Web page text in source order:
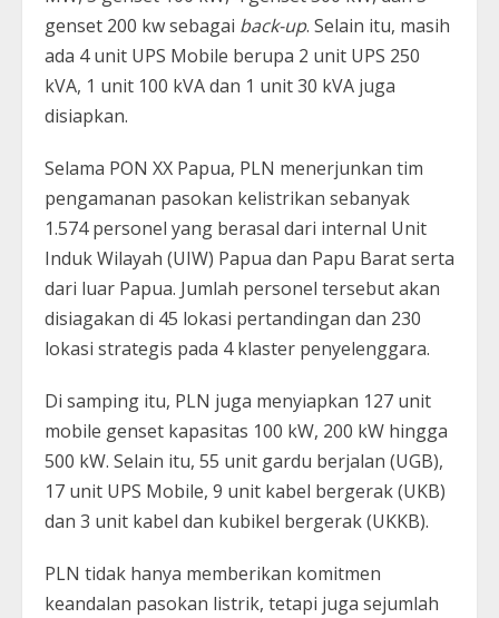
genset 200 kw sebagai back-up. Selain itu, masih
ada 4 unit UPS Mobile berupa 2 unit UPS 250
kVA, 1 unit 100 kVA dan 1 unit 30 kVA juga
disiapkan.
Selama PON XX Papua, PLN menerjunkan tim
pengamanan pasokan kelistrikan sebanyak
1.574 personel yang berasal dari internal Unit
Induk Wilayah (UIW) Papua dan Papu Barat serta
dari luar Papua. Jumlah personel tersebut akan
disiagakan di 45 lokasi pertandingan dan 230
lokasi strategis pada 4 klaster penyelenggara.
Di samping itu, PLN juga menyiapkan 127 unit
mobile genset kapasitas 100 kW, 200 kW hingga
500 kW. Selain itu, 55 unit gardu berjalan (UGB),
17 unit UPS Mobile, 9 unit kabel bergerak (UKB)
dan 3 unit kabel dan kubikel bergerak (UKKB).
PLN tidak hanya memberikan komitmen
keandalan pasokan listrik, tetapi juga sejumlah